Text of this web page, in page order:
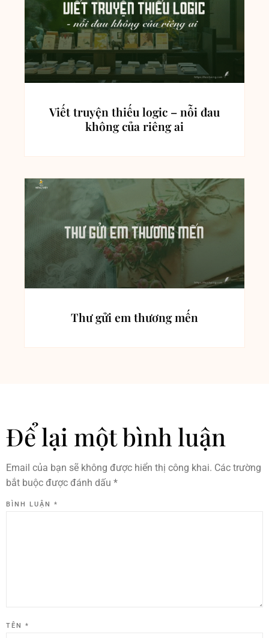
Viết truyện thiếu logic – nỗi đau
không của riêng ai
Thư gửi em thương mến
Để lại một bình luận
Email của bạn sẽ không được hiển thị công khai. Các trường
bắt buộc được đánh dấu *
BÌNH LUẬN *
TÊN *